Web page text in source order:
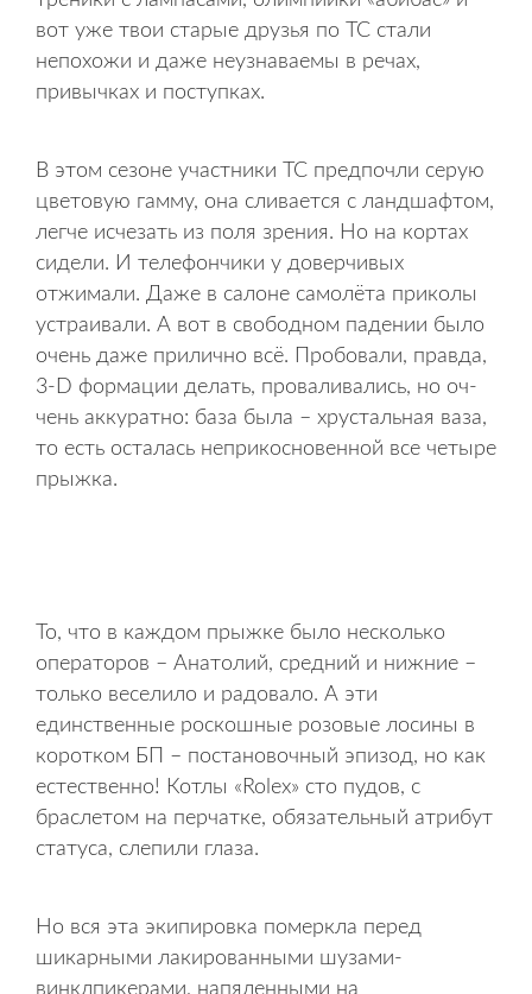
вот уже твои старые друзья по ТС стали
непохожи и даже неузнаваемы в речах,
привычках и поступках.
В этом сезоне участники ТС предпочли серую
цветовую гамму, она сливается с ландшафтом,
легче исчезать из поля зрения. Но на кортах
сидели. И телефончики у доверчивых
отжимали. Даже в салоне самолёта приколы
устраивали. А вот в свободном падении было
очень даже прилично всё. Пробовали, правда,
3-D формации делать, проваливались, но оч-
чень аккуратно: база была – хрустальная ваза,
то есть осталась неприкосновенной все четыре
прыжка.
То, что в каждом прыжке было несколько
операторов – Анатолий, средний и нижние –
только веселило и радовало. А эти
единственные роскошные розовые лосины в
коротком БП – постановочный эпизод, но как
естественно! Котлы «Rolex» сто пудов, с
браслетом на перчатке, обязательный атрибут
статуса, слепили глаза.
Но вся эта экипировка померкла перед
шикарными лакированными шузами-
винклпикерами, напяленными на